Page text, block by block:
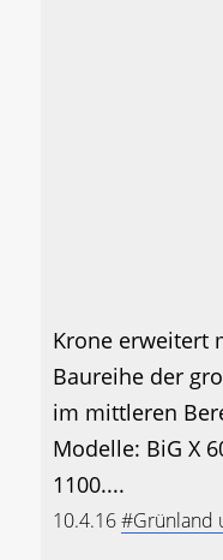
Krone erweitert
Baureihe der
im mittleren
Modelle: BiG X
1100....
10.4.16#Grünland